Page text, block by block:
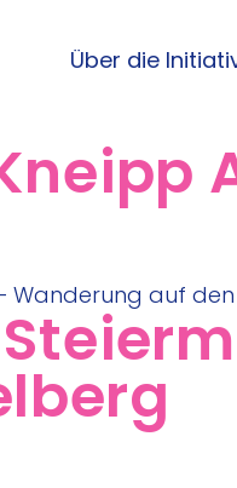
Über die